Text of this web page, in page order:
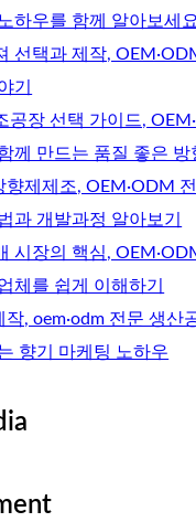
하우를 함께 알아보세요
선택과 제작,
기
공장 선택 가이드,
께 만드는 품질 좋은 방
향제제조, OEM·ODM
과 개발과정 알아보기
시장의 핵심,
체를 쉽게 이해하기
작, oem·odm 전문 생산
향기 마케팅 노하우